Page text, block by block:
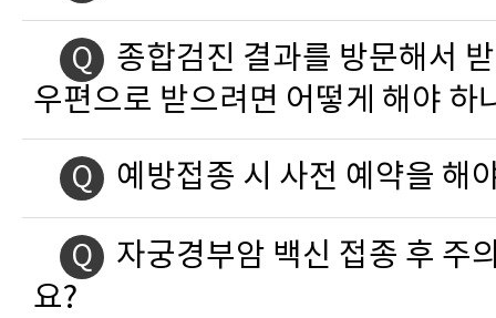
Q
종합검진 결과를 방문해서
우편으로 받으려면 어떻게 해야 하
Q 예방접종 시 사전 예약을 해
Q
자궁경부암 백신 접종 후 주
요?